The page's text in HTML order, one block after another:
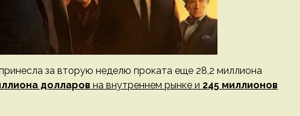
за вторую неделю проката еще 28,2 миллиона
долларов на внутреннем рынке и 245 миллионов